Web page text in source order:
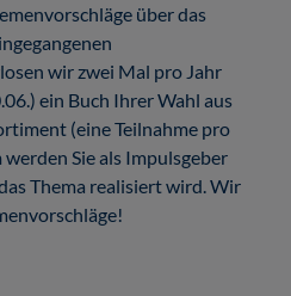
über das
wir zwei Mal pro Jahr
ein Buch Ihrer Wahl aus
(eine Teilnahme pro
Sie als Impulsgeber
Thema realisiert wird. Wir